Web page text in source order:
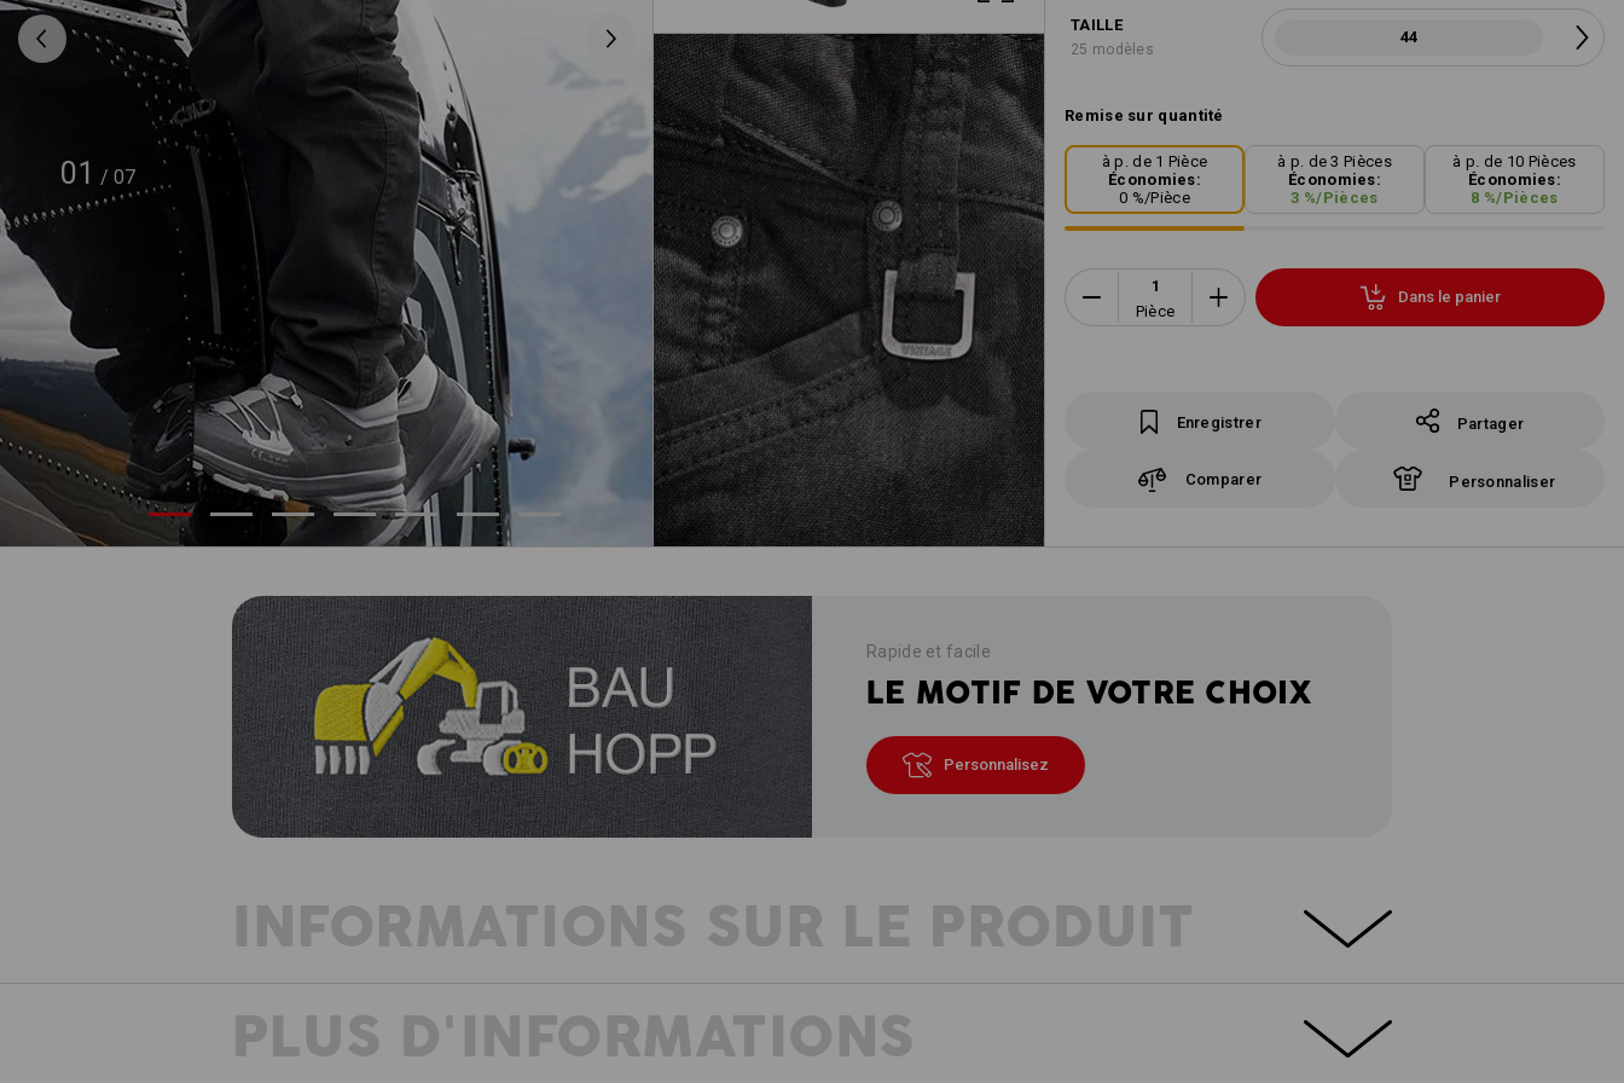
01 / 07
TAILLE
25 modèles
44
Remise sur quantité
à p. de 1 Pièce
Économies:
0 %/Pièce
à p. de 3 Pièces
Économies:
3 %/Pièces
à p. de 10 Pièces
Économies:
8 %/Pièces
Pièce
Dans le panier
Enregistrer Partager
Comparer Personnaliser
Rapide et facile
LE MOTIF DE VOTRE CHOIX
Personnalisez
INFORMATIONS SUR LE PRODUIT
Pantalons de la collection e.s.vintage – ces modèles sont dans une matière en
tissu solide extrêmement confortable. Des styles cargo décontractés, des
lessivages prononcés et un confort illimité : typique pour la collection
PLUS D'INFORMATIONS